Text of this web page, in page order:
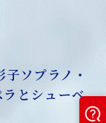
子ソプラノ・
とシューベ